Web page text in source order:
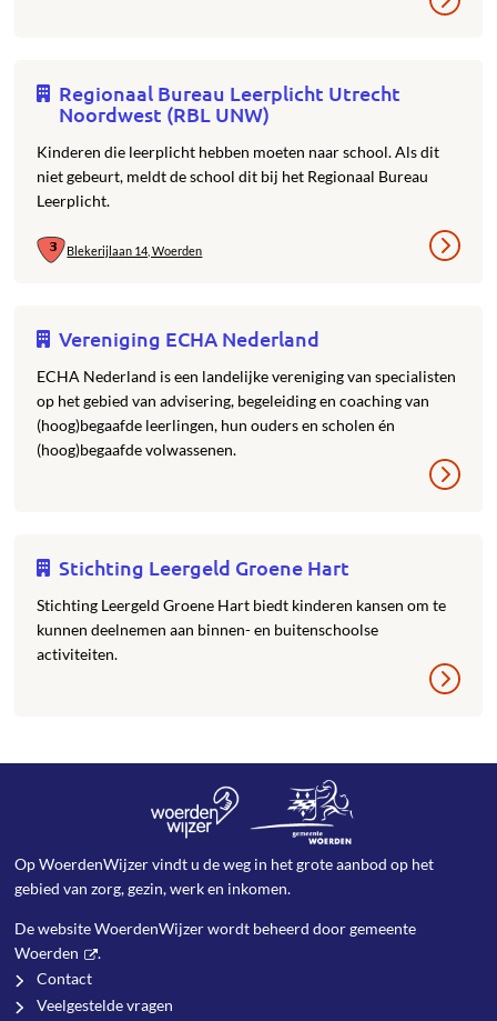
Regionaal Bureau Leerplicht Utrecht
Noordwest (RBL UNW)
Kinderen die leerplicht hebben moeten naar school. Als dit
niet gebeurt, meldt de school dit bij het Regionaal Bureau
Leerplicht.
Blekerijlaan 14, Woerden
Vereniging ECHA Nederland
ECHA Nederland is een landelijke vereniging van specialisten
op het gebied van advisering, begeleiding en coaching van
(hoog)begaafde leerlingen, hun ouders en scholen én
(hoog)begaafde volwassenen.
Stichting Leergeld Groene Hart
Stichting Leergeld Groene Hart biedt kinderen kansen om te
kunnen deelnemen aan binnen- en buitenschoolse
activiteiten.
Op WoerdenWijzer vindt u de weg in het grote aanbod op het
gebied van zorg, gezin, werk en inkomen.
De website WoerdenWijzer wordt beheerd doorgemeente
Woerden
.
Contact
Veelgestelde vragen